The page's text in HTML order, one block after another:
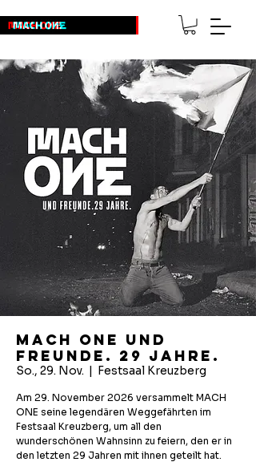
MACH ONE und
Freunde. 29 Jahre.
So., 29. Nov.
  |
Festsaal Kreuzberg
Am 29. November 2026 versammelt MACH
ONE seine legendären Weggefährten im
Festsaal Kreuzberg, um all den
wunderschönen Wahnsinn zu feiern, den er in
den letzten 29 Jahren mit ihnen geteilt hat.